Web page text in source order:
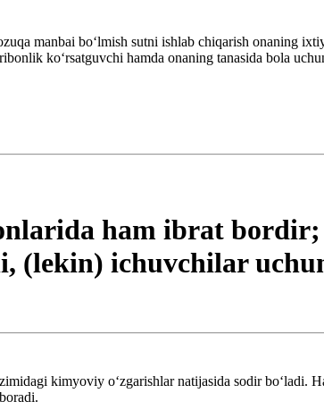
manbai bo‘lmish sutni ishlab chiqarish onaning
ko‘rsatguvchi hamda onaning tanasida bola
ham ibrat
(lekin) ichuvchilar
kimyoviy o‘zgarishlar natijasida sodir bo‘ladi.